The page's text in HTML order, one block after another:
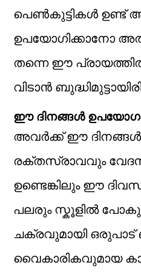
പെൺകുട്ടികൾ ഉണ്ട്
ഉപയോഗിക്കാനോ
തന്നെ ഈ
വിടാൻ
ഈ ദിനങ്ങൾ
അവർക്ക് ഈ ദിനങ്ങൾ
രക്തസ്രാവവും
ഉണ്ടെങ്കിലും ഈ
പലരും സ്കൂളിൽ
ചക്രവുമായി ഒരുപാട്
വൈകാരികവുമായ